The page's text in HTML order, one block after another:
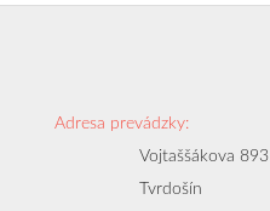
Adresa prevádzky:
Vojtaššákova 893
Tvrdošín